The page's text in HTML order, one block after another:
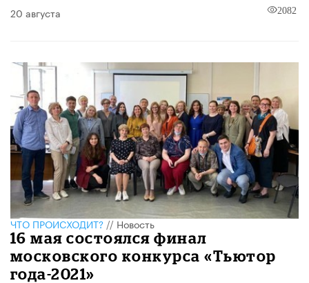
20 августа 2082
ЧТО ПРОИСХОДИТ?//Новость
16 мая состоялся финал
московского конкурса «Тьютор
года-2021»